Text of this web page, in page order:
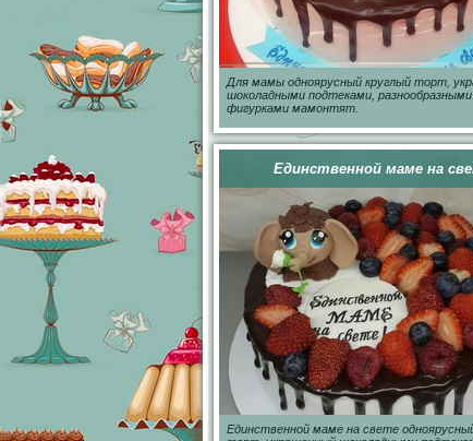
Для мамы одноярусный круглый торт,
шоколадными подтеками,
фигурками мамонтят.
Единственной маме на
Единственной маме на свете